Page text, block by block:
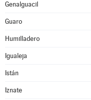
Genalguacil
Guaro
Humilladero
Igualeja
Istán
Iznate